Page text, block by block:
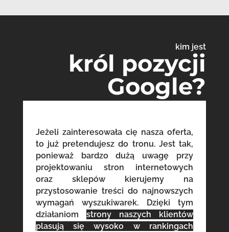
kim jest
król pozycji
Google?
Jeżeli zainteresowała cię nasza oferta,
to już pretendujesz do tronu. Jest tak,
ponieważ bardzo dużą uwagę przy
projektowaniu stron internetowych
oraz sklepów kierujemy na
przystosowanie treści do najnowszych
wymagań wyszukiwarek. Dzięki tym
działaniom strony naszych klientów
plasują się wysoko w rankingach